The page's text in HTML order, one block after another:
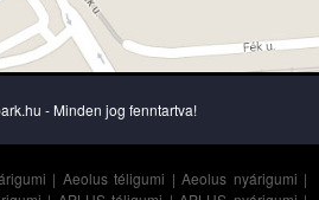
- Minden jog fenntartva!
| Aeolus téligumi |Aeolus nyárigumi |